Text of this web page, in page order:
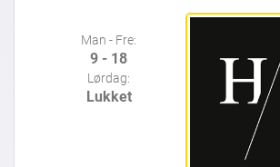
Man - Fre:
9 - 18
Lørdag:
Lukket